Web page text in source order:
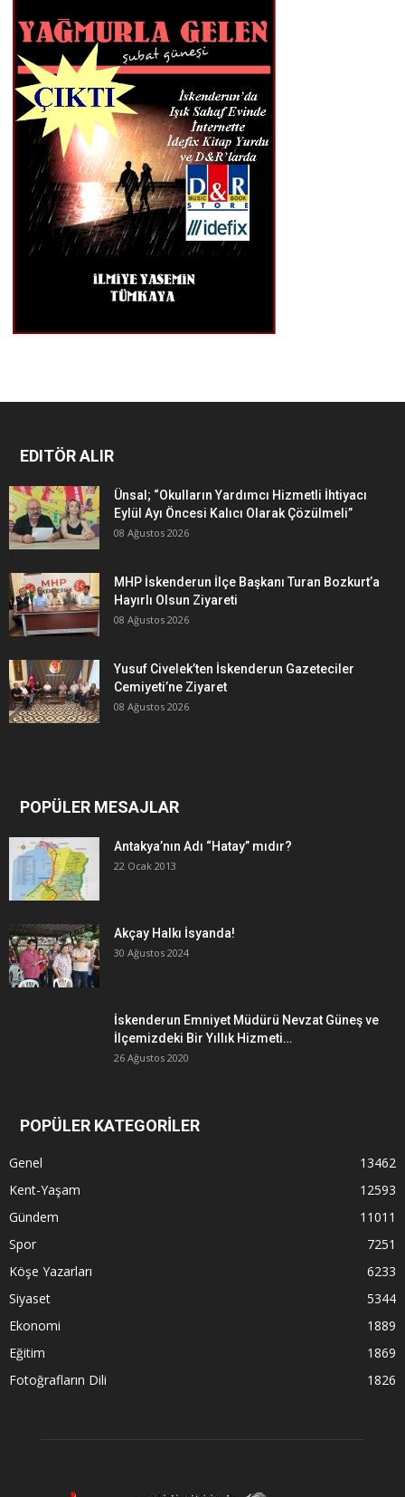
EDITÖR ALIR
Ünsal; “Okulların Yardımcı Hizmetli İhtiyacı
Eylül Ayı Öncesi Kalıcı Olarak Çözülmeli”
08 Ağustos 2026
MHP İskenderun İlçe Başkanı Turan Bozkurt’a
Hayırlı Olsun Ziyareti
08 Ağustos 2026
Yusuf Civelek’ten İskenderun Gazeteciler
Cemiyeti’ne Ziyaret
08 Ağustos 2026
POPÜLER MESAJLAR
Antakya’nın Adı “Hatay” mıdır?
22 Ocak 2013
Akçay Halkı İsyanda!
30 Ağustos 2024
İskenderun Emniyet Müdürü Nevzat Güneş ve
İlçemizdeki Bir Yıllık Hizmeti…
26 Ağustos 2020
POPÜLER KATEGORİLER
Genel
13462
Kent-Yaşam
12593
Gündem
11011
Spor
7251
Köşe Yazarları
6233
Siyaset
5344
Ekonomi
1889
Eğitim
1869
Fotoğrafların Dili
1826